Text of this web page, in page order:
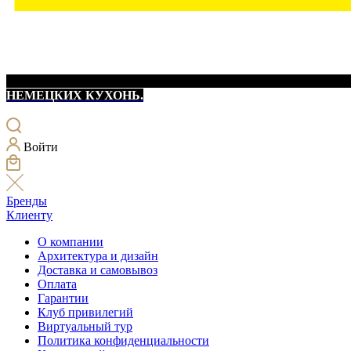
НЕМЕЦКИХ КУХОНЬ.
Войти
Бренды
Клиенту
О компании
Архитектура и дизайн
Доставка и самовывоз
Оплата
Гарантии
Клуб привилегий
Виртуальный тур
Политика конфиденциальности